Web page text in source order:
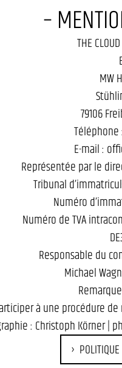
–
THE
MW
79106
Téléphone
E-mail :
Représentée par le
Tribunal
Numéro
Numéro de TVA
Responsable du
Michael
à une procédure
: Christoph Körner |